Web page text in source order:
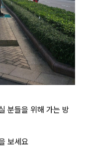
분들을 위해 가는 방
보세요